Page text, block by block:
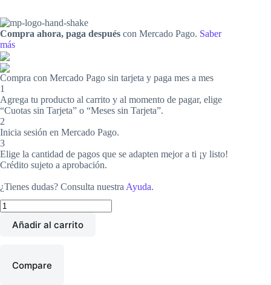
Compra ahora, paga después con Mercado Pago. Saber
más
Compra con Mercado Pago sin tarjeta y paga mes a mes
1
Agrega tu producto al carrito y al momento de pagar, elige
“Cuotas sin Tarjeta” o “Meses sin Tarjeta”.
2
Inicia sesión en Mercado Pago.
3
Elige la cantidad de pagos que se adapten mejor a ti ¡y listo!
Crédito sujeto a aprobación.
¿Tienes dudas? Consulta nuestra Ayuda.
Oppo
A58
256gb
cantidad
Añadir al carrito
Compare